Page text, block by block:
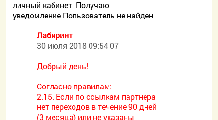
личный кабинет. Получаю
уведомление Пользователь не найден
Лабиринт
30 июля 2018 09:54:07
Добрый день!
Согласно правилам:
2.15. Если по ссылкам партнера
нет переходов в течение 90 дней
(3 месяца) или не указаны